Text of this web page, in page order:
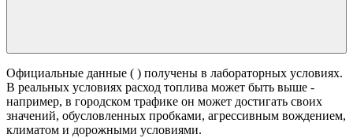
Официальные данные ( ) получены в лабораторных условиях.
В реальных условиях расход топлива может быть выше -
например, в городском трафике он может достигать своих
значений, обусловленных пробками, агрессивным вождением,
климатом и дорожными условиями.